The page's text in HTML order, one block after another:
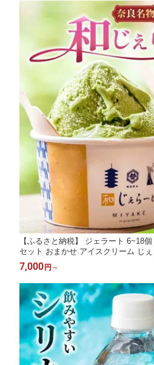
【ふるさと納税】 ジェラート 6~18
セット おまかせ アイスクリーム じ
シャーべット ふるさと納税ジェラー
さと納税スイーツ ギフト 贈り物 プ
みやけ
7,000円 ～